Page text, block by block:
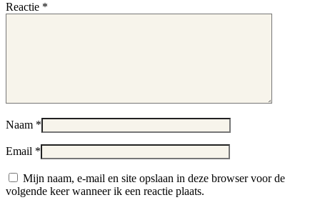
Reactie *
Naam *
Email *
Mijn naam, e-mail en site opslaan in deze browser voor de
volgende keer wanneer ik een reactie plaats.